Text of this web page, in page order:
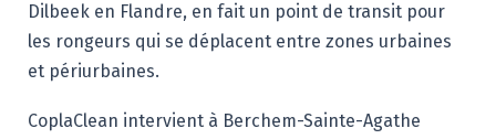
Dilbeek en Flandre, en fait un point de transit pour
les rongeurs qui se déplacent entre zones urbaines
et périurbaines.
CoplaClean intervient à Berchem-Sainte-Agathe